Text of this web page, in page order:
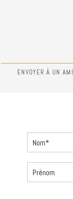
ENVOYER À UN AMI